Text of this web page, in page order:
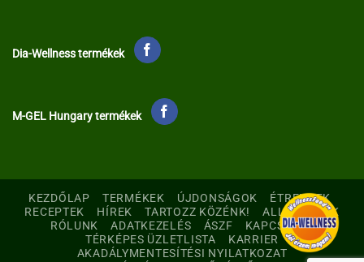
Dia-Wellness termékek
M-GEL Hungary termékek
KEZDŐLAP TERMÉKEK ÚJDONSÁGOK
ÉTRENDEK
RECEPTEK
HÍREK TARTOZZ KÖZÉNK!
ALLERGÉNEK
RÓLUNK
ADATKEZELÉS ÁSZF
KAPCSOLAT
TÉRKÉPES ÜZLETLISTA
KARRIER
AKADÁLYMENTESÍTÉSI NYILATKOZAT